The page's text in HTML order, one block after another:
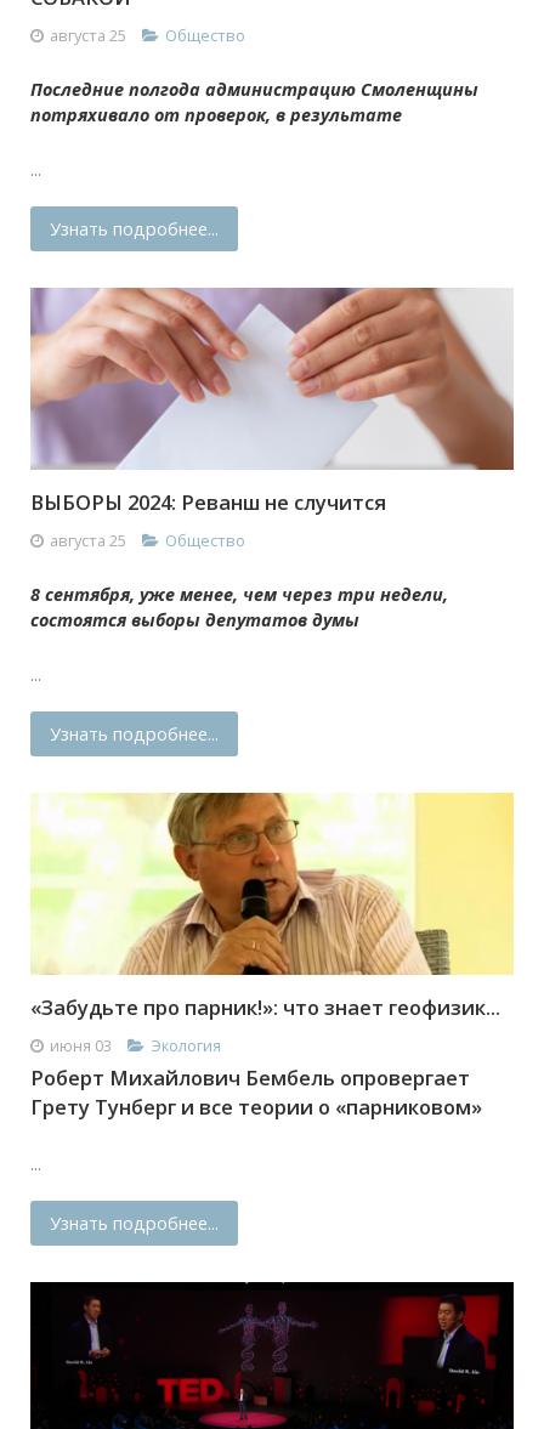
августа 25 Общество
Последние полгода администрацию Смоленщины
потряхивало от проверок, в результате
...
Узнать подробнее...
ВЫБОРЫ 2024: Реванш не случится
августа 25 Общество
8 сентября, уже менее, чем через три недели,
состоятся выборы депутатов думы
...
Узнать подробнее...
«Забудьте про парник!»: что знает геофизик...
июня 03 Экология
Роберт Михайлович Бембель опровергает
Грету Тунберг и все теории о «парниковом»
...
Узнать подробнее...